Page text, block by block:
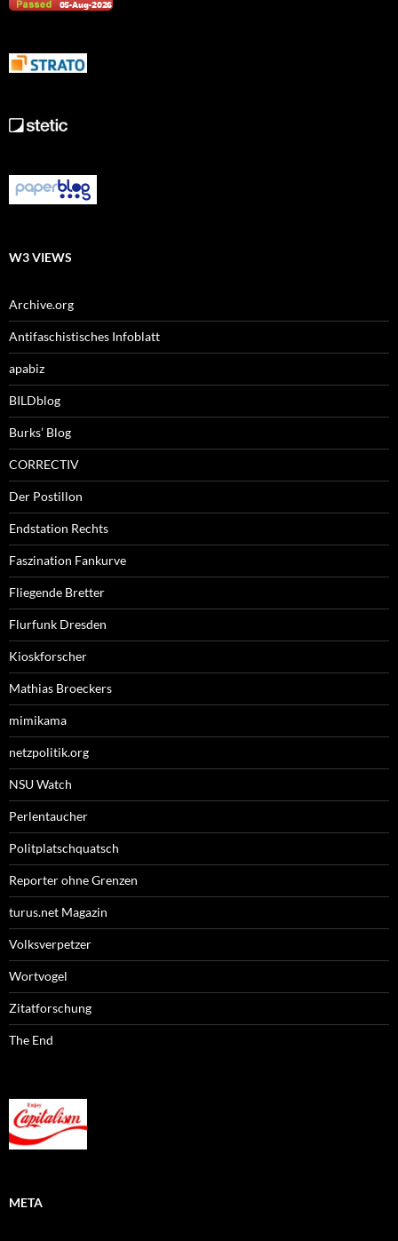
W3 VIEWS
Archive.org
Antifaschistisches Infoblatt
apabiz
BILDblog
Burks’ Blog
CORRECTIV
Der Postillon
Endstation Rechts
Faszination Fankurve
Fliegende Bretter
Flurfunk Dresden
Kioskforscher
Mathias Broeckers
mimikama
netzpolitik.org
NSU Watch
Perlentaucher
Politplatschquatsch
Reporter ohne Grenzen
turus.net Magazin
Volksverpetzer
Wortvogel
Zitatforschung
The End
META